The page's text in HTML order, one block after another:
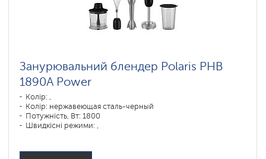
Занурювальний блендер Polaris PHB
1890A Power
Колір: ,
Колір: нержавеющая сталь-черный
Потужність, Вт: 1800
Швидкісні режими: ,